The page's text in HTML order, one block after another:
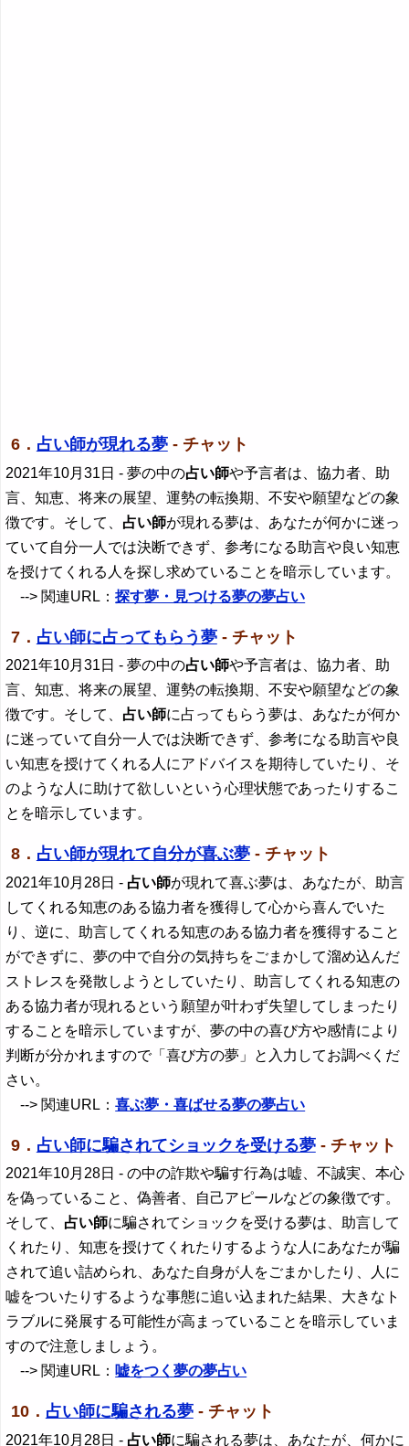
6． 占い師が現れる夢- チャット
2021年10月31日 - 夢の中の占い師や予言者は、協力者、助
言、知恵、将来の展望、運勢の転換期、不安や願望などの象
徴です。そして、 占い師が現れる夢は、あなたが何かに迷っ
ていて自分一人では決断できず、参考になる助言や良い知恵
を授けてくれる人を探し求めていることを暗示しています。
--> 関連URL：探す夢・見つける夢の夢占い
7． 占い師に占ってもらう夢- チャット
2021年10月31日 - 夢の中の占い師や予言者は、協力者、助
言、知恵、将来の展望、運勢の転換期、不安や願望などの象
徴です。そして、 占い師に占ってもらう夢は、あなたが何か
に迷っていて自分一人では決断できず、参考になる助言や良
い知恵を授けてくれる人にアドバイスを期待していたり、そ
のような人に助けて欲しいという心理状態であったりするこ
とを暗示しています。
8． 占い師が現れて自分が喜ぶ夢- チャット
2021年10月28日 - 占い師が現れて喜ぶ夢は、あなたが、助言
してくれる知恵のある協力者を獲得して心から喜んでいた
り、逆に、助言してくれる知恵のある協力者を獲得すること
ができずに、夢の中で自分の気持ちをごまかして溜め込んだ
ストレスを発散しようとしていたり、助言してくれる知恵の
ある協力者が現れるという願望が叶わず失望してしまったり
することを暗示していますが、夢の中の喜び方や感情により
判断が分かれますので「喜び方の夢」と入力してお調べくだ
さい。
--> 関連URL：喜ぶ夢・喜ばせる夢の夢占い
9． 占い師に騙されてショックを受ける夢- チャット
2021年10月28日 - の中の詐欺や騙す行為は嘘、不誠実、本心
を偽っていること、偽善者、自己アピールなどの象徴です。
そして、 占い師に騙されてショックを受ける夢は、助言して
くれたり、知恵を授けてくれたりするような人にあなたが騙
されて追い詰められ、あなた自身が人をごまかしたり、人に
嘘をついたりするような事態に追い込まれた結果、大きなト
ラブルに発展する可能性が高まっていることを暗示していま
すので注意しましょう。
--> 関連URL： 嘘をつく夢の夢占い
10． 占い師に騙される夢- チャット
2021年10月28日 - 占い師に騙される夢は、あなたが、何かに